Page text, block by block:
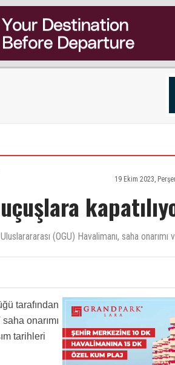
19 Ekim 2023,
(OGU) Havalimanı, saha onarımı
ulaşıma kapatılmış. Bilim egemen kafalar devre
tarafından
onarımı
tarihleri